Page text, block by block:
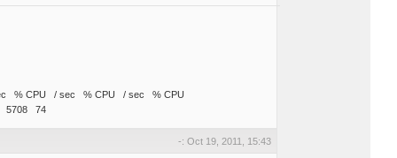
% CPU / sec % CPU / sec % CPU
5708 74
-: Oct 19, 2011, 15:43